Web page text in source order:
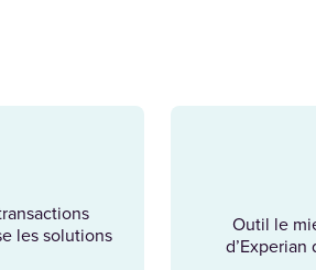
les solutions
Outil le